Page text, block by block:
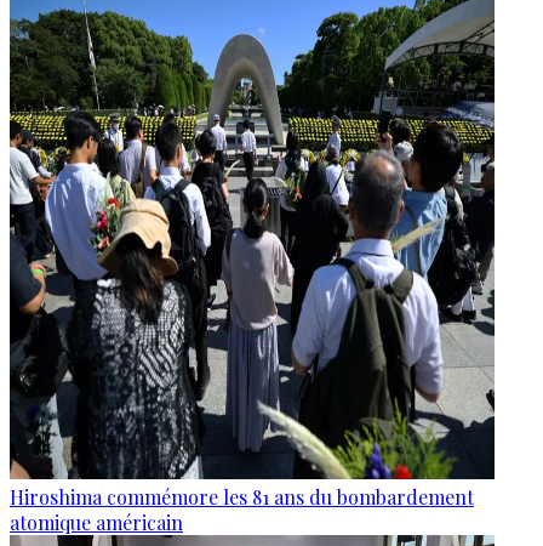
Hiroshima commémore les 81 ans du bombardement
atomique américain